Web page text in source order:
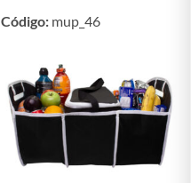
Código: mup_46